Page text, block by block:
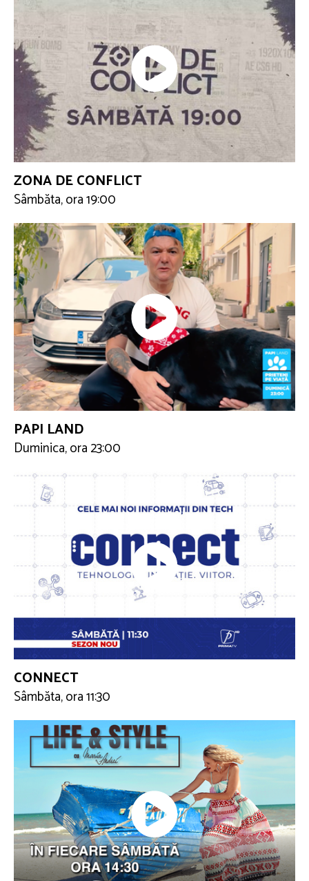
ZONA DE CONFLICT
Sâmbăta, ora 19:00
PAPI LAND
Duminica, ora 23:00
CONNECT
Sâmbăta, ora 11:30